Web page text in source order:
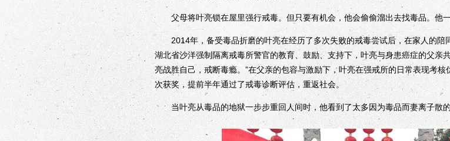
父母将叶亮锁在屋里强行戒毒。但只要有机会，他会偷偷溜出去找毒品。他一
2014年，备受毒品折磨的叶亮在经历了多次失败的戒毒尝试后，在家人的陪
湖北省沙洋强制隔离戒毒所警官的教育、鼓励、支持下，叶亮与身患癌症的父亲
亮战胜自己，戒断毒瘾。”在父亲的包容与激励下，叶亮在强戒所的日常表现考
次获奖，提前半年通过了戒毒诊断评估，重返社会。
当叶亮从毒品的地狱一步步重回人间时，他看到了太多因为毒品而妻离子散的